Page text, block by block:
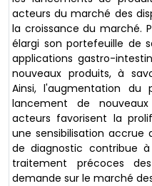
acteurs du marché des
la croissance du marché.
élargi son portefeuille de
applications gastro-
nouveaux produits, à
Ainsi, l'augmentation
lancement de
acteurs favorisent la
une sensibilisation accrue
de diagnostic contribue
traitement précoces
demande sur le marché